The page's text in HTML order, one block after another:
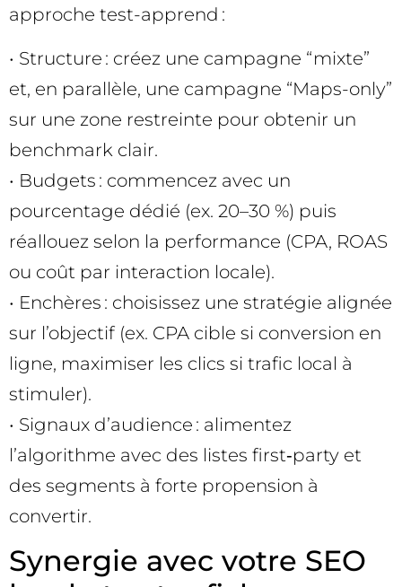
approche test-apprend :
• Structure : créez une campagne “mixte”
et, en parallèle, une campagne “Maps-only”
sur une zone restreinte pour obtenir un
benchmark clair.
• Budgets : commencez avec un
pourcentage dédié (ex. 20–30 %) puis
réallouez selon la performance (CPA, ROAS
ou coût par interaction locale).
• Enchères : choisissez une stratégie alignée
sur l’objectif (ex. CPA cible si conversion en
ligne, maximiser les clics si trafic local à
stimuler).
• Signaux d’audience : alimentez
l’algorithme avec des listes first‑party et
des segments à forte propension à
convertir.
Synergie avec votre SEO